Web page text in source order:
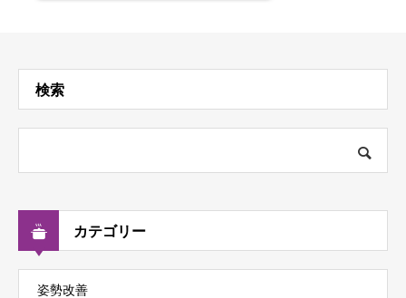
検索
カテゴリー
姿勢改善